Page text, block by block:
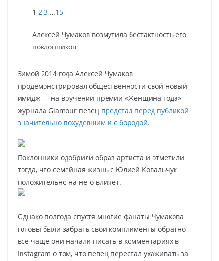
1 2 3 …15
Алексей Чумаков возмутила бестактность его
поклонников
Зимой 2014 года Алексей Чумаков
продемонстрировал общественности свой новый
имидж — на вручении премии «Женщина года»
журнала Glamour певец предстал перед публикой
значительно похудевшим и с бородой.
Поклонники одобрили образ артиста и отметили
тогда, что семейная жизнь с Юлией Ковальчук
положительно на него влияет.
Однако полгода спустя многие фанаты Чумакова
готовы были забрать свои комплименты обратно —
все чаще они начали писать в комментариях в
Instagram о том, что певец перестал ухаживать за